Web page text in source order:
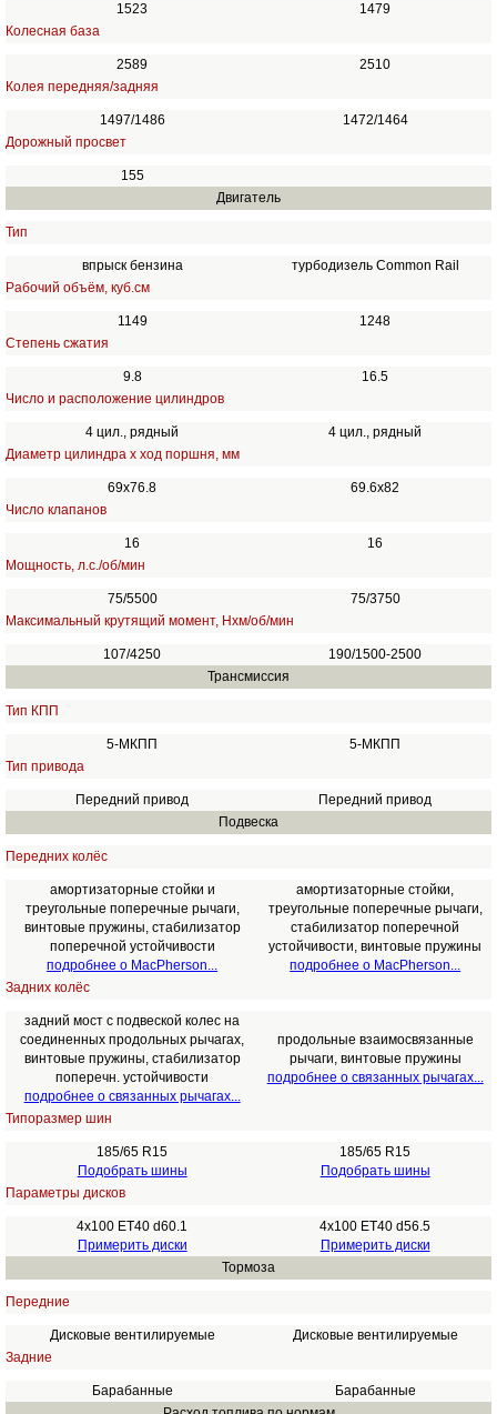
1523
1479
Колесная база
2589
2510
Колея передняя/задняя
1497/1486
1472/1464
Дорожный просвет
155
Двигатель
Тип
впрыск бензина
турбодизель Common Rail
Рабочий объём, куб.см
1149
1248
Степень сжатия
9.8
16.5
Число и расположение цилиндров
4 цил., рядный
4 цил., рядный
Диаметр цилиндра х ход поршня, мм
69х76.8
69.6x82
Число клапанов
16
16
Мощность, л.с./об/мин
75/5500
75/3750
Максимальный крутящий момент, Нхм/об/мин
107/4250
190/1500-2500
Трансмиссия
Тип КПП
5-МКПП
5-МКПП
Тип привода
Передний привод
Передний привод
Подвеска
Передних колёс
амортизаторные стойки и
треугольные поперечные рычаги,
винтовые пружины, стабилизатор
поперечной устойчивости
подробнее о MacPherson...
амортизаторные стойки,
треугольные поперечные рычаги,
стабилизатор поперечной
устойчивости, винтовые пружины
подробнее о MacPherson...
Задних колёс
задний мост с подвеской колес на
соединенных продольных рычагах,
винтовые пружины, стабилизатор
поперечн. устойчивости
подробнее о связанных рычагах...
продольные взаимосвязанные
рычаги, винтовые пружины
подробнее о связанных рычагах...
Типоразмер шин
185/65 R15
Подобрать шины
185/65 R15
Подобрать шины
Параметры дисков
4x100 ET40 d60.1
Примерить диски
4x100 ET40 d56.5
Примерить диски
Тормоза
Передние
Дисковые вентилируемые
Дисковые вентилируемые
Задние
Барабанные
Барабанные